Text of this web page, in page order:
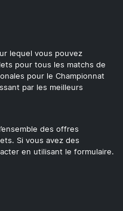
lequel vous pouvez
pour tous les matchs de
pour le Championnat
par les meilleurs
des offres
Si vous avez des
en utilisant le formulaire.